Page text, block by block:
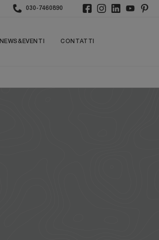
030-7460890
NEWS&EVENTI CONTATTI